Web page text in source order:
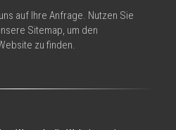
auf Ihre Anfrage. Nutzen Sie
Sitemap, um den
zu finden.